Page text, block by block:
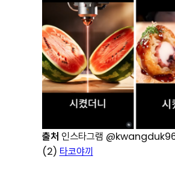
출처 인스타그램
(2) 타코야끼